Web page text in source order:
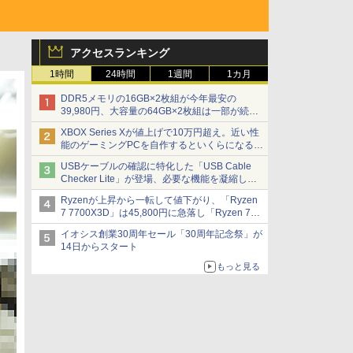
アクセスランキング
1時間 24時間 1週間 1カ月
DDR5メモリの16GB×2枚組が今年最安の
39,980円、大容量の64GB×2枚組は一部が続騰
[8月前半のメモリ価格]
XBOX Series Xが値上げで10万円超え。近い性
能のゲーミングPCを自作するといくらになる？
【石田賀津男の『酒の肴にPCゲーム』】
USBケーブルの確認に特化した「USB Cable
Checker Lite」が登場、必要な機能を凝縮しコ
ンパクトに 7日発売
Ryzenが上昇から一転して値下がり、「Ryzen
7 7700X3D」は45,800円に急落し「Ryzen 7
7800X3D」との価格逆転解消 [8月前半のCPU
価格]
イオシス創業30周年セール「30周年記念祭」が
14日からスタート
もっと見る